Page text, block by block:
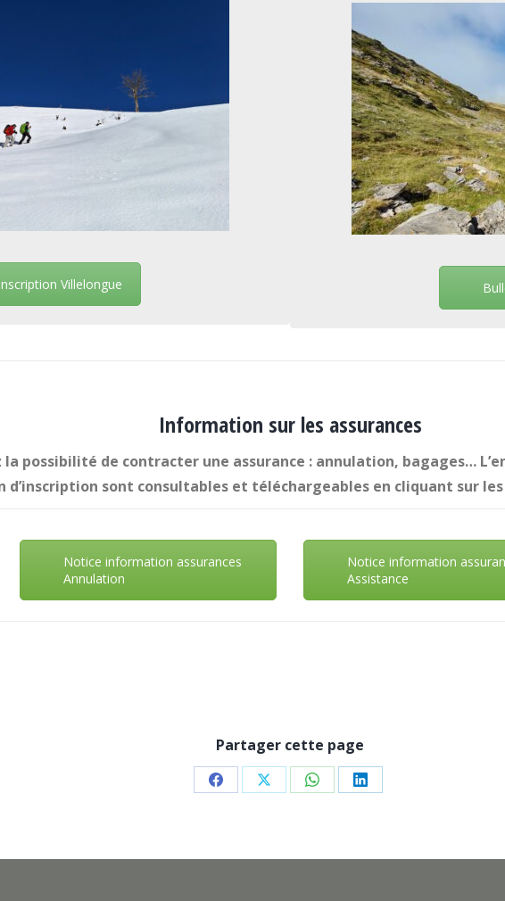
Villelongue
Information sur les assurances
la possibilité de contracter une assurance : annulation, bagages…
d’inscription sont consultables et téléchargeables en cliquant sur
Notice information assurances
Annulation
Notice information
Assistance
Partager cette page
PartagerPartagerPartagerPartager